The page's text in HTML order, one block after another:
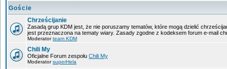
Goście
Chrześcijanie
Zasadą grup KDM jest, że nie poruszamy tematów, które mogą dzielić
jest przeznaczona na tematy wiary. Zasady zgodne z kodeksem forum e-mail
Moderatorteam KDM
Chili My
Oficjalne Forum zespołu Chili My
ModeratorsuperHela